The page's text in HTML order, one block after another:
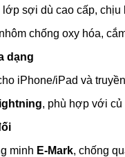
sợi dù cao cấp, chịu
chống oxy hóa,
dạng
iPhone/iPad và
, phù hợp với củ
minh E-Mark, chống